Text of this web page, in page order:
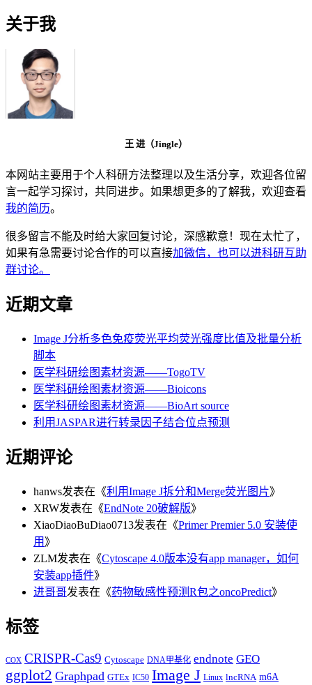
关于我
王 进（Jingle）
本网站主要用于个人科研方法整理以及生活分享，欢迎各位留
言一起学习探讨，共同进步。如果想更多的了解我，欢迎查看
我的简历。
很多留言不能及时给大家回复讨论，深感歉意！现在太忙了，
如果有急需要讨论合作的可以直接加微信，也可以进科研互助
群讨论。
近期文章
Image J分析多色免疫荧光平均荧光强度比值及批量分析
脚本
医学科研绘图素材资源——TogoTV
医学科研绘图素材资源——Bioicons
医学科研绘图素材资源——BioArt source
利用JASPAR进行转录因子结合位点预测
近期评论
hanws发表在《利用Image J拆分和Merge荧光图片》
XRW发表在《EndNote 20破解版》
XiaoDiaoBuDiao0713发表在《Primer Premier 5.0 安装使
用 》
ZLM发表在《Cytoscape 4.0版本没有app manager，如何
安装app插件》
进哥哥发表在《药物敏感性预测R包之oncoPredict》
标签
COX CRISPR-Cas9 Cytoscape DNA甲基化 endnote GEO
ggplot2 Graphpad GTEx IC50 Image J Linux lncRNA m6A